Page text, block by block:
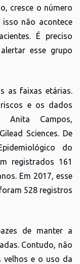
cresce o número
não acontece
É preciso
esse grupo
as faixas etárias.
e os dados
Campos,
Sciences. De
do
registrados 161
Em 2017, esse
528 registros
de manter a
Contudo, não
velhos e o uso da